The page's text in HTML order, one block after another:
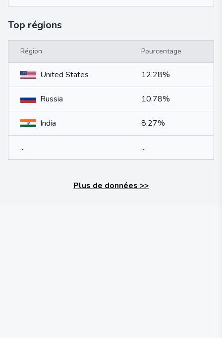
Top régions
Région Pourcentage
United States 12.28%
Russia 10.78%
India 8.27%
... ...
Plus de données >>